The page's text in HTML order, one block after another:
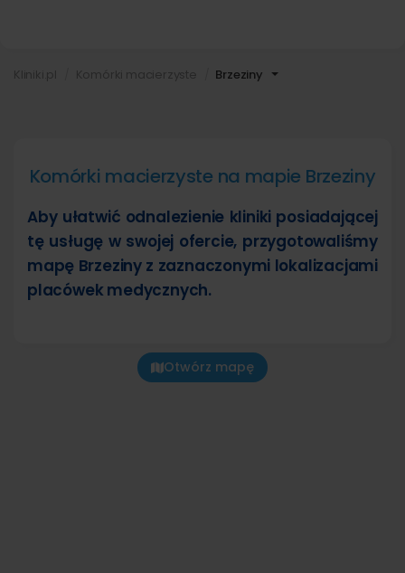
Brzeziny
Komórki macierzyste na mapie Brzeziny
Aby ułatwić odnalezienie kliniki posiadającej
tę usługę w swojej ofercie, przygotowaliśmy
mapę Brzeziny z zaznaczonymi lokalizacjami
placówek medycznych.
Otwórz mapę